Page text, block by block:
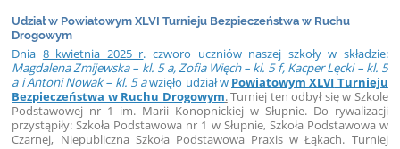
Udział w Powiatowym XLVI Turnieju Bezpieczeństwa w Ruchu
Drogowym
Dnia 8 kwietnia 2025 r. czworo uczniów naszej szkoły w składzie:
Magdalena Żmijewska – kl. 5 a,Zofia Więch – kl. 5 f, Kacper Lęcki – kl. 5
a i Antoni Nowak – kl. 5 awzięło udział w Powiatowym XLVI Turnieju
Bezpieczeństwa w Ruchu Drogowym.Turniej ten odbył się w Szkole
Podstawowej nr 1 im. Marii Konopnickiej w Słupnie. Do rywalizacji
przystąpiły: Szkoła Podstawowa nr 1 w Słupnie, Szkoła Podstawowa w
Czarnej, Niepubliczna Szkoła Podstawowa Praxis w Łąkach. Turniej